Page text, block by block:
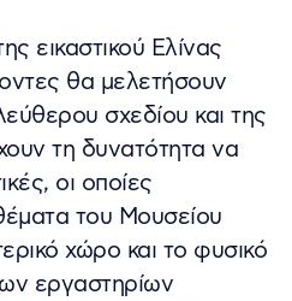
εικαστικού Ελίνας
θα μελετήσουν
σχεδίου και της
τη δυνατότητα να
οι οποίες
του Μουσείου
χώρο και το φυσικό
εργαστηρίων